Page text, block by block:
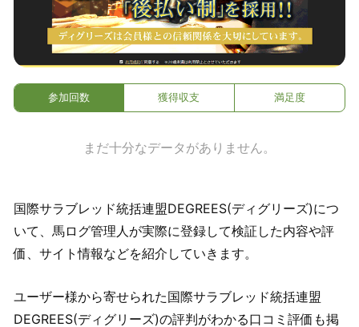
参加回数 獲得収支 満足度
まだ十分なデータがありません。
国際サラブレッド統括連盟DEGREES(ディグリーズ)につ
いて、馬ログ管理人が実際に登録して検証した内容や評
価、サイト情報などを紹介していきます。
ユーザー様から寄せられた国際サラブレッド統括連盟
DEGREES(ディグリーズ)の評判がわかる口コミ評価も掲